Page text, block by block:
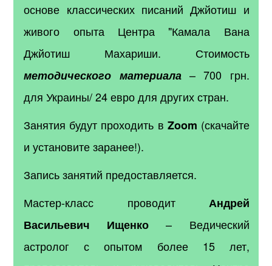
основе классических писаний Джйотиш и
живого опыта Центра "Камала Вана
Джйотиш Махариши. Стоимость
методического материала– 700 грн.
для Украины/ 24 евро для других стран.
Занятия будут проходить в Zoom (скачайте
и установите заранее!).
Запись занятий предоставляется.
Мастер-класс проводит Андрей
Васильевич Ищенко– Ведический
астролог с опытом более 15 лет,